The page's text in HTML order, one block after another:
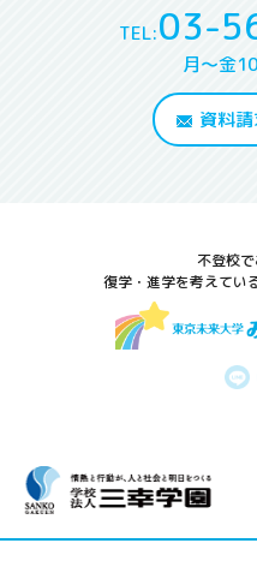
TEL:03-
月～金
資料
不登校で
復学・進学を考えてい